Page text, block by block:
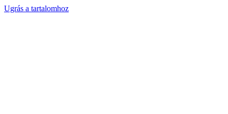
Ugrás a tartalomhoz